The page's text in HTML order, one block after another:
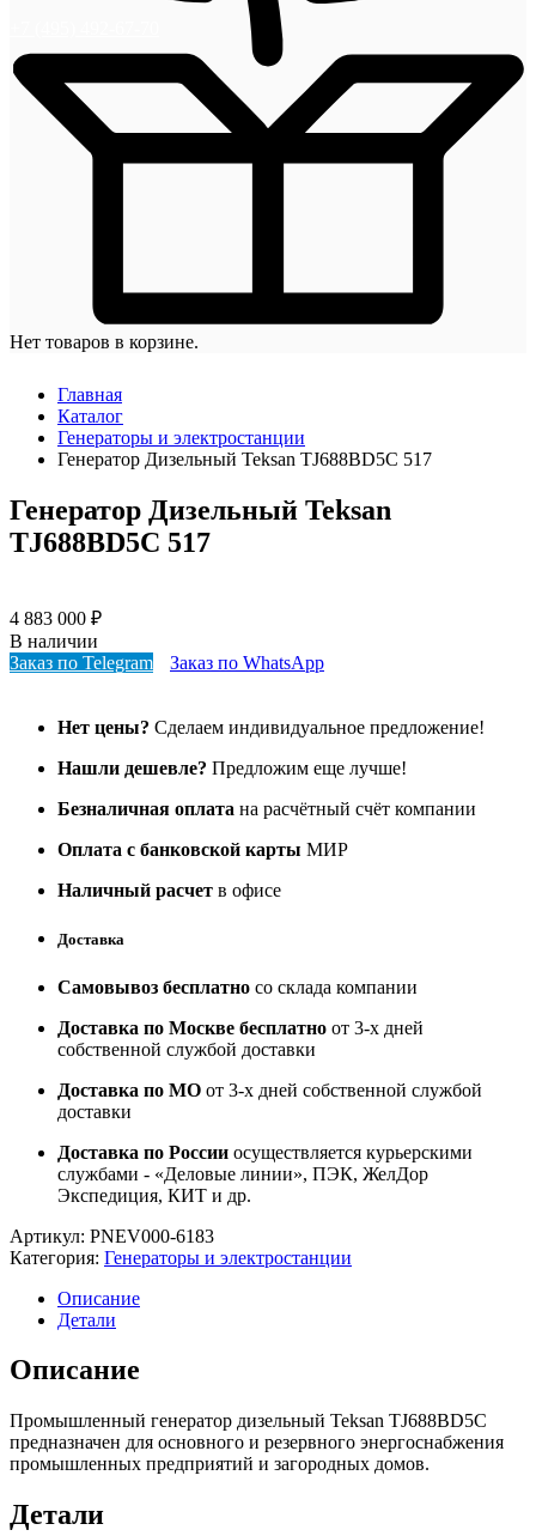
Нет товаров в корзине.
Главная
Каталог
Генераторы и электростанции
Генератор Дизельный Teksan TJ688BD5C 517
Генератор Дизельный Teksan
TJ688BD5C 517
4 883 000 ₽
В наличии
Заказ по Telegram
Заказ по WhatsApp
Нет цены? Сделаем индивидуальное предложение!
Нашли дешевле? Предложим еще лучше!
Безналичная оплата на расчётный счёт компании
Оплата с банковской карты МИР
Наличный расчет в офисе
Доставка
Самовывоз бесплатно со склада компании
Доставка по Москве бесплатно от 3-х дней
собственной службой доставки
Доставка по МО от 3-х дней собственной службой
доставки
Доставка по России осуществляется курьерскими
службами - «Деловые линии», ПЭК, ЖелДор
Экспедиция, КИТ и др.
Артикул: PNEV000-6183
Категория: Генераторы и электростанции
Описание
Детали
Описание
Промышленный генератор дизельный Teksan TJ688BD5C
предназначен для основного и резервного энергоснабжения
промышленных предприятий и загородных домов.
Детали